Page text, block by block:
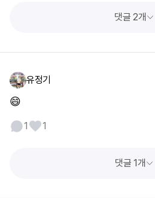
댓글 2개
유정기
😄
1 1
댓글 1개